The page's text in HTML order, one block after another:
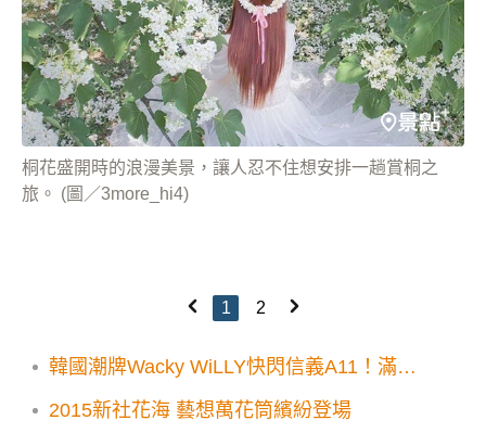
桐花盛開時的浪漫美景，讓人忍不住想安排一趟賞桐之
旅。 (圖／3more_hi4)
1 2
韓國潮牌Wacky WiLLY快閃信義A11！滿額
2015新社花海 藝想萬花筒繽紛登場